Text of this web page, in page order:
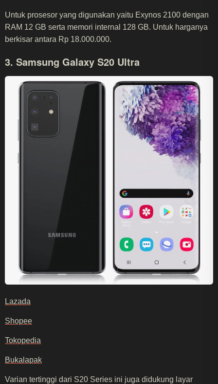
Untuk prosesor yang digunakan yaitu Exynos 2100 dengan
RAM 12 GB serta memori internal 128 GB. Untuk harganya
berkisar antara Rp 18.000.000.
3. Samsung Galaxy S20 Ultra
Lazada
Shopee
Tokopedia
Bukalapak
Varian tertinggi dari S20 Series ini juga didukung layar